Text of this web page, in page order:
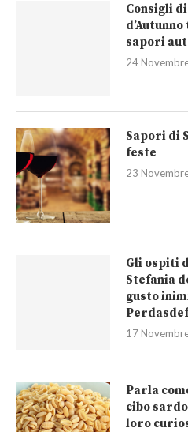
Consigli
sapori
24
Sapori di
feste
23
Gli ospiti
Stefania
gusto
17
Parla
cibo
loro